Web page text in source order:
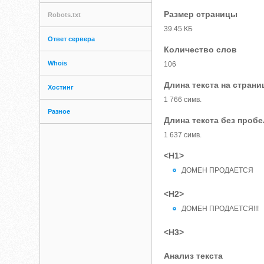
Robots.txt
Ответ сервера
Whois
Хостинг
Разное
Размер страницы
39.45 КБ
Количество слов
106
Длина текста на
1 766 симв.
Длина текста без
1 637 симв.
<H1>
ДОМЕН ПРОДАЕТСЯ
<H2>
ДОМЕН ПРОДАЕТСЯ!!!
<H3>
Анализ текста